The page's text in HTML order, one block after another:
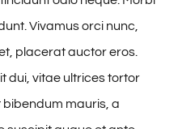
Vivamus orci nunc,
placerat auctor eros.
dui, vitae ultrices tortor
mauris, a